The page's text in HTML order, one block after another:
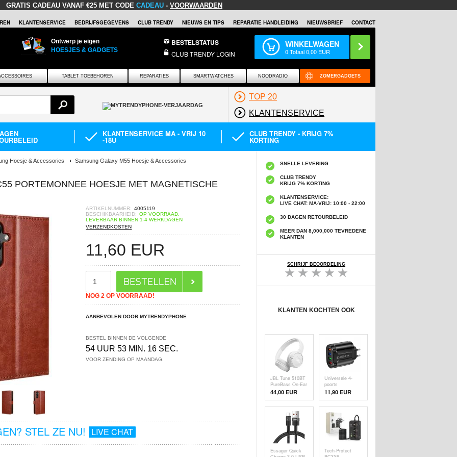
GRATIS CADEAU VANAF €25 MET CODE CADEAU - VOORWAARDEN
KLANTENSERVICE BEDRIJFSGEGEVENS CLUB TRENDY NIEUWS EN TIPS REPARATIE HANDLEIDING NIEUWSBRIEF CONTACT
Ontwerp je eigen
HOESJES & GADGETS
BESTELSTATUS
CLUB TRENDY LOGIN
WINKELWAGEN
0Totaal0,00 EUR
TABLET TOEBEHOREN REPARATIES SMARTWATCHES NOODRADIO ZOMERGADGETS
TOP 20
KLANTENSERVICE
KLANTENSERVICE MA - VRIJ 10
-18U
CLUB TRENDY - KRIJG 7%
KORTING
Hoesje & Accessories Samsung Galaxy M55 Hoesje & Accessories
PORTEMONNEE HOESJE MET MAGNETISCHE
ARTIKELNUMMER: 4005119
BESCHIKBAARHEID: OP VOORRAAD.
LEVERBAAR BINNEN 1-4 WERKDAGEN
VERZENDKOSTEN
11,60 EUR
NOG 2 OP VOORRAAD!
AANBEVOLEN DOOR MYTRENDYPHONE
BESTEL BINNEN DE VOLGENDE
54 UUR 53 MIN. 15 SEC.
VOOR ZENDING OP MAANDAG.
STEL ZE NU! LIVE CHAT
SNELLE LEVERING
CLUB TRENDY
KRIJG 7% KORTING
KLANTENSERVICE:
LIVE CHAT: MA-VRIJ: 10:00 - 22:00
30 DAGEN RETOURBELEID
MEER DAN 8,000,000 TEVREDENE
KLANTEN
SCHRIJF BEOORDELING
KLANTEN KOCHTEN OOK
JBL Tune 510BT
PureBass On-Ear
Draadloze
Koptelefoon - Wit
44,00 EUR
Universele 4-
poorts
snelladende
USB-
lichtnetadapter -
48W - zwart
11,90 EUR
Essager Quick
Tech-Protect